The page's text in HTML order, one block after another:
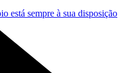
está sempre à sua disposição